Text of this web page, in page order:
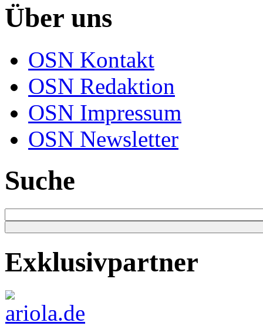
Über uns
OSN Kontakt
OSN Redaktion
OSN Impressum
OSN Newsletter
Suche
Exklusivpartner